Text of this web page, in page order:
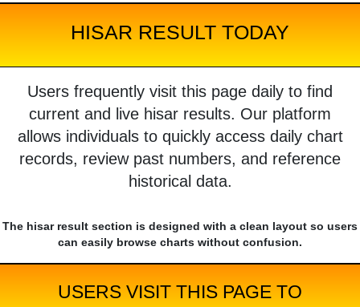
HISAR RESULT TODAY
Users frequently visit this page daily to find
current and live hisar results. Our platform
allows individuals to quickly access daily chart
records, review past numbers, and reference
historical data.
The hisar result section is designed with a clean layout so users
can easily browse charts without confusion.
USERS VISIT THIS PAGE TO